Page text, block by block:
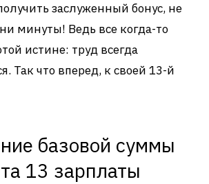
заслуженный бонус, не
минуты! Ведь все когда-то
истине: труд всегда
Так что вперед, к своей 13-й
базовой суммы
13 зарплаты